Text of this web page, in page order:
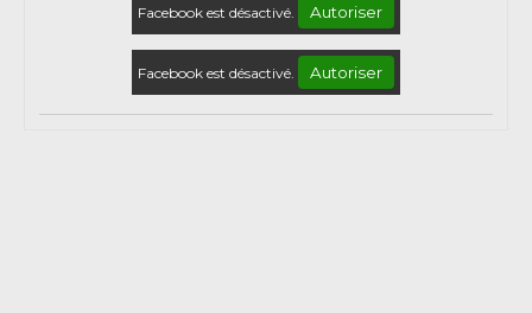
Facebook est désactivé. Autoriser
Facebook est désactivé. Autoriser